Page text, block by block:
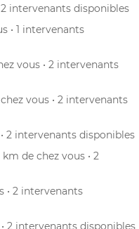
2 intervenants disponibles
• 1 intervenants
vous • 2 intervenants
vous • 2 intervenants
2 intervenants disponibles
km de chez vous • 2
• 2 intervenants
2 intervenants disponibles